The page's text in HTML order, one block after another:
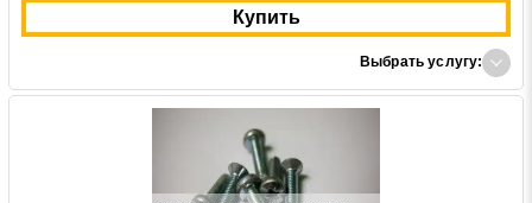
Купить
Выбрать услугу: